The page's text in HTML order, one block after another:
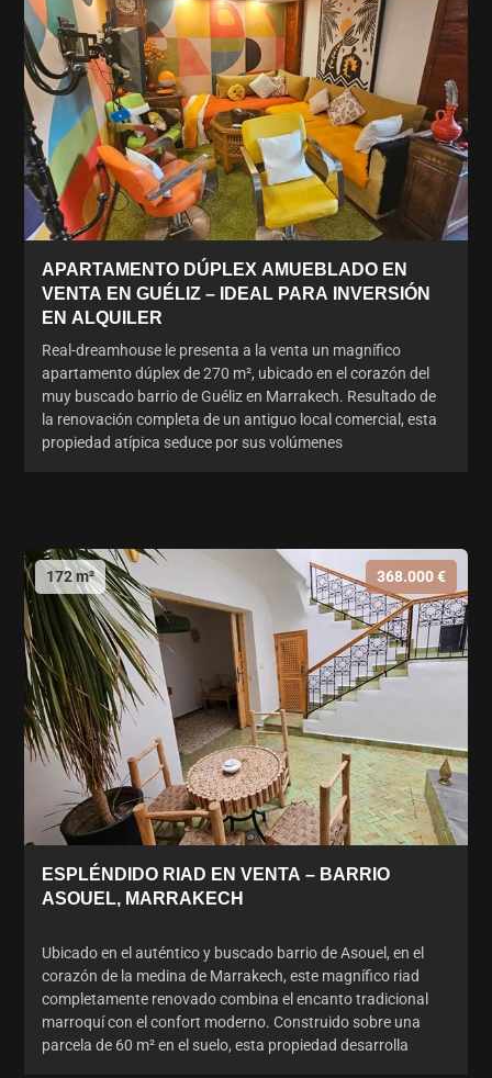
APARTAMENTO DÚPLEX AMUEBLADO EN
VENTA EN GUÉLIZ – IDEAL PARA INVERSIÓN
EN ALQUILER
Real-dreamhouse le presenta a la venta un magnífico
apartamento dúplex de 270 m², ubicado en el corazón del
muy buscado barrio de Guéliz en Marrakech. Resultado de
la renovación completa de un antiguo local comercial, esta
propiedad atípica seduce por sus volúmenes
172 m² 368.000 €
ESPLÉNDIDO RIAD EN VENTA – BARRIO
ASOUEL, MARRAKECH
Ubicado en el auténtico y buscado barrio de Asouel, en el
corazón de la medina de Marrakech, este magnífico riad
completamente renovado combina el encanto tradicional
marroquí con el confort moderno. Construido sobre una
parcela de 60 m² en el suelo, esta propiedad desarrolla